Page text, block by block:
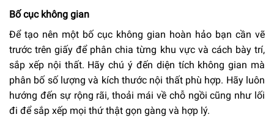
Bố cục không gian
Để tạo nên một bố cục không gian hoàn hảo bạn cần vẽ
trước trên giấy để phân chia từng khu vực và cách bày trí,
sắp xếp nội thất. Hãy chú ý đến diện tích không gian mà
phân bố số lượng và kích thước nội thất phù hợp. Hãy luôn
hướng đến sự rộng rãi, thoải mái về chỗ ngồi cũng như lối
đi để sắp xếp mọi thứ thật gọn gàng và hợp lý.